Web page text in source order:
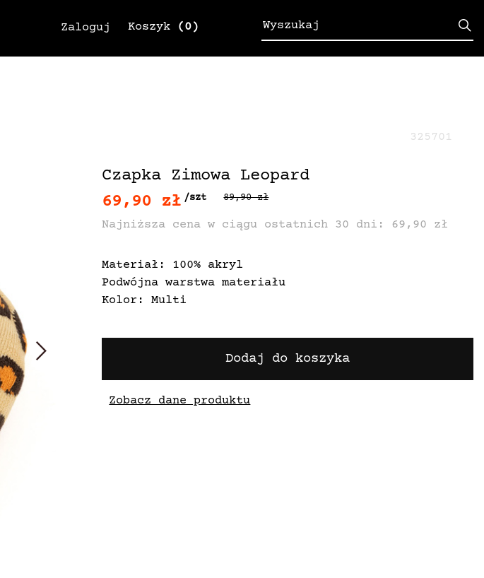
Koszyk (0)
Zaloguj
Czapka Zimowa Leopard
325701
69,90 zł /szt 89,90 zł
Najniższa cena w ciągu ostatnich 30 dni: 69,90 zł
Materiał: 100% akryl
Podwójna warstwa materiału
Kolor: Multi
Dodaj do koszyka
Zobacz dane produktu